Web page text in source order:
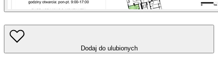
Dodaj do ulubionych